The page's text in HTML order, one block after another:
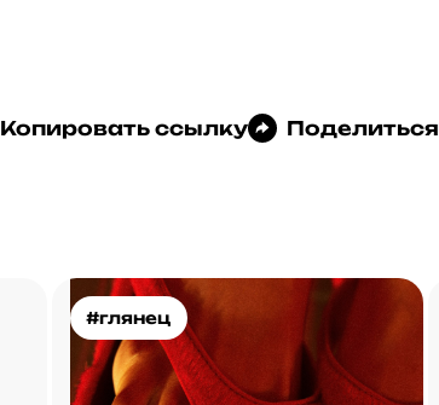
Копировать ссылку Поделиться
#глянец